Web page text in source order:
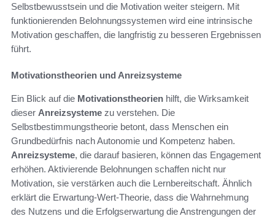
Selbstbewusstsein und die Motivation weiter steigern. Mit
funktionierenden Belohnungssystemen wird eine intrinsische
Motivation geschaffen, die langfristig zu besseren Ergebnissen
führt.
Motivationstheorien und Anreizsysteme
Ein Blick auf die Motivationstheorien hilft, die Wirksamkeit
dieser Anreizsysteme zu verstehen. Die
Selbstbestimmungstheorie betont, dass Menschen ein
Grundbedürfnis nach Autonomie und Kompetenz haben.
Anreizsysteme, die darauf basieren, können das Engagement
erhöhen. Aktivierende Belohnungen schaffen nicht nur
Motivation, sie verstärken auch die Lernbereitschaft. Ähnlich
erklärt die Erwartung-Wert-Theorie, dass die Wahrnehmung
des Nutzens und die Erfolgserwartung die Anstrengungen der